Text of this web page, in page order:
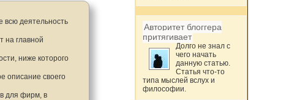
всю деятельность
на главной
ниже которого
описание своего
для фирм, в
Авторитет блоггера
притягивает
Долго не знал с
чего начать
данную статью.
Статья что-то
типа мыслей вслух и
философии.